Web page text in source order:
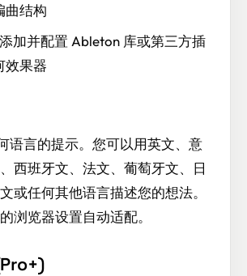
曲结构
加并配置 Ableton 库或第三方插
效果器
语言的提示。您可以用英文、意
西班牙文、法文、葡萄牙文、日
或任何其他语言描述您的想法。
浏览器设置自动适配。